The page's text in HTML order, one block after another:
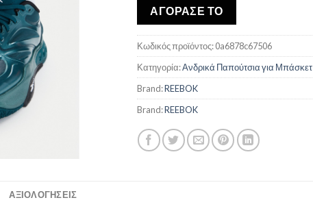
was:
€116,90.
€67,99.
ΑΓΟΡΑΣΕ ΤΟ
Κωδικός προϊόντος:0a6878c67506
Κατηγορία:Ανδρικά Παπούτσια για Μπάσκετ
Brand:REEBOK
Brand:REEBOK
ΑΞΙΟΛΟΓΗΣΕΙΣ